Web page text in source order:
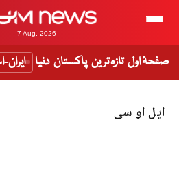
7 Aug, 2026
صفحۂ اول تازہ ترین پاکستان دنیا
ایل او سی